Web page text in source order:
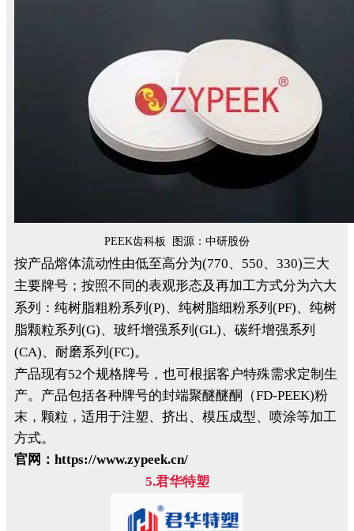
PEEK齿科板 图源：中研股份
按产品熔体流动性由低至高分为(770、550、330)三大
主要牌号；按照不同的表观形态及再加工方式分为六大
系列：纯树脂粗粉系列(P)、纯树脂细粉系列(PF)、纯树
脂颗粒系列(G)、玻纤增强系列(GL)、碳纤增强系列
(CA)、耐磨系列(FC)。
产品现有52个规格牌号，也可根据客户特殊需求定制生
产。产品包括各种牌号的封端聚醚醚酮（FD-PEEK)粉
末，颗粒，适用于注塑、挤出、模压成型、喷涂等加工
方式。
官网：https://www.zypeek.cn/
5.君华特塑